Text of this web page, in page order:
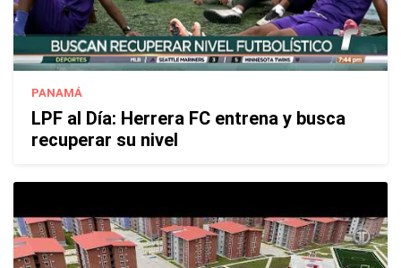
PANAMÁ
LPF al Día: Herrera FC entrena y busca
recuperar su nivel